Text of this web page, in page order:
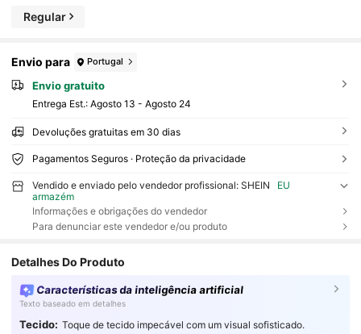
Regular
Envio para Portugal
Envio gratuito
Entrega Est.: Agosto 13 - Agosto 24
Devoluções gratuitas em 30 dias
Pagamentos Seguros · Proteção da privacidade
Vendido e enviado pelo vendedor profissional: SHEIN
EU
armazém
Informações e obrigações do vendedor
Para denunciar este vendedor e/ou produto
Detalhes Do Produto
Características da inteligência artificial
Texto baseado em detalhes
Tecido: Toque de tecido impecável com um visual sofisticado.